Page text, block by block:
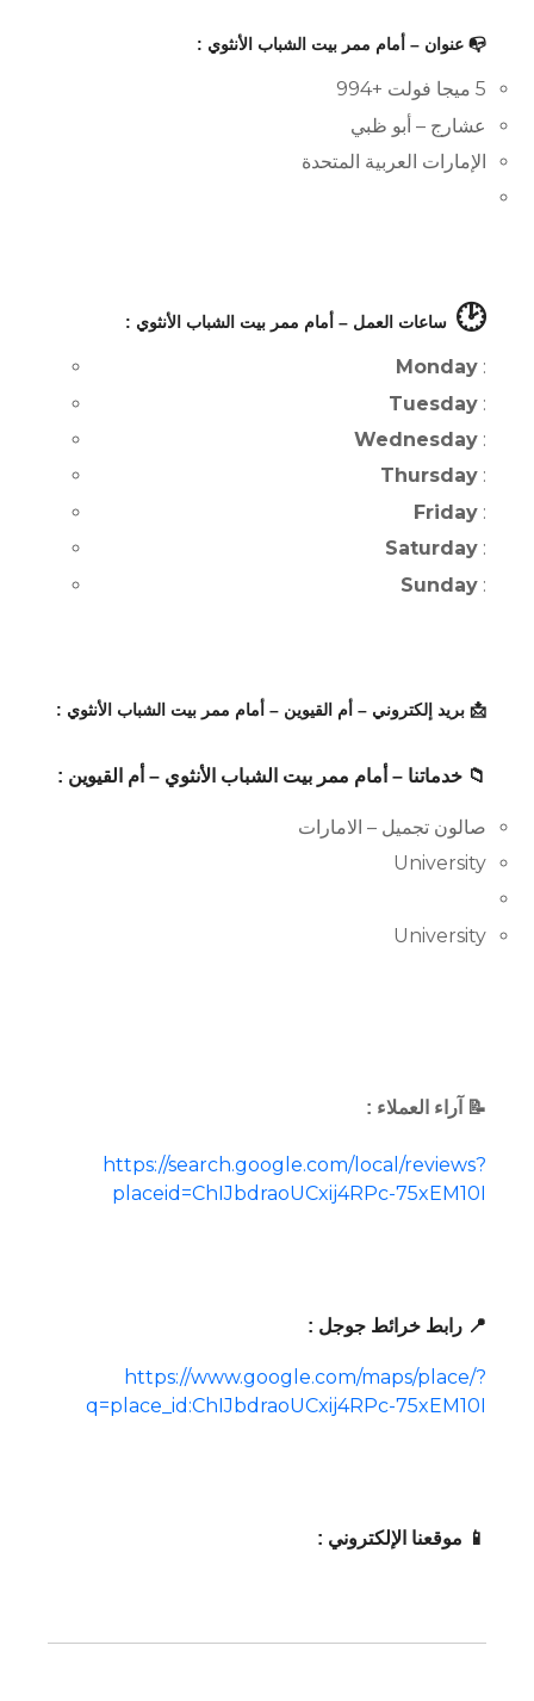
📭 عنوان – أمام ممر بيت الشباب الأنثوي :
5 ميجا فولت +994
عشارج – أبو ظبي
الإمارات العربية المتحدة
🕑 ساعات العمل – أمام ممر بيت الشباب الأنثوي :
Monday :
Tuesday :
Wednesday :
Thursday :
Friday :
Saturday :
Sunday :
📩 بريد إلكتروني – أم القيوين – أمام ممر بيت الشباب الأنثوي :
📁 خدماتنا – أمام ممر بيت الشباب الأنثوي – أم القيوين :
صالون تجميل – الامارات
University
University
📝 آراء العملاء :
https://search.google.com/local/reviews?
placeid=ChIJbdraoUCxij4RPc-75xEM10I
📍 رابط خرائط جوجل :
https://www.google.com/maps/place/?
q=place_id:ChIJbdraoUCxij4RPc-75xEM10I
📱 موقعنا الإلكتروني :